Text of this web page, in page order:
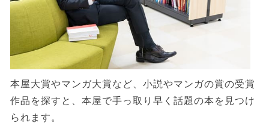
本屋大賞やマンガ大賞など、小説やマンガの賞の受賞
作品を探すと、本屋で手っ取り早く話題の本を見つけ
られます。